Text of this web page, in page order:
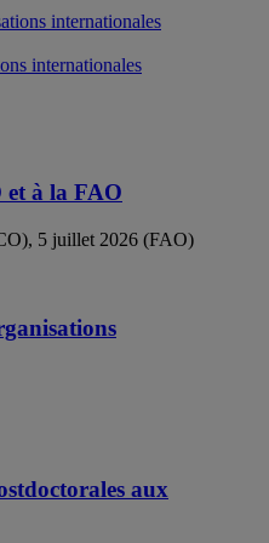
internationales
et à la FAO
5 juillet 2026 (FAO)
aux